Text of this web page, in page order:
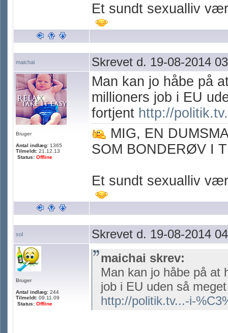
Et sundt sexualliv
maichai Skrevet d. 19-08-2014
Bruger
Antal indlæg: 1365
Tilmeldt: 21.12.13
Status: Offline
Man kan jo håbe på
millioners job i EU
fortjent http://
MIG, EN
SOM BONDERØV I
Et sundt sexualliv
sol Skrevet d. 19-08-2014
Bruger
Antal indlæg: 244
Tilmeldt: 09.11.09
Status: Offline
maichai skrev:
Man kan jo håbe på at
job i EU uden så
http://politik.tv...-i-